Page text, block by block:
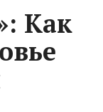
Как